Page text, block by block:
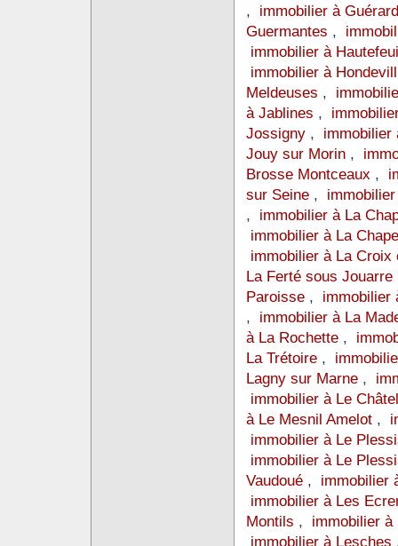
, immobilier à
Guermantes ,
immobilier à
immobilier à
Meldeuses ,
à Jablines ,
Jossigny ,
Jouy sur Morin ,
Brosse Montceaux ,
sur Seine ,
, immobilier à La
immobilier à La
immobilier à La
La Ferté sous Jouarre
Paroisse , immobilier
, immobilier à La
à La Rochette ,
La Trétoire ,
Lagny sur Marne ,
immobilier à Le
à Le Mesnil Amelot ,
immobilier à Le
immobilier à Le
Vaudoué , immobilier
immobilier à Les
Montils , immobilier
immobilier à Lesches